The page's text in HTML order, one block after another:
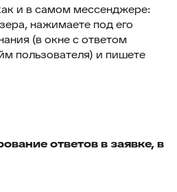
и в самом мессенджере:
нажимаете под его
(в окне с ответом
пользователя) и пишете
ответов в заявке, в